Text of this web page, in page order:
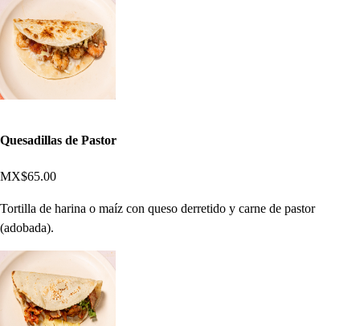
Quesadillas de Pastor
MX$65.00
Tortilla de harina o maíz con queso derretido y carne de pastor
(adobada).